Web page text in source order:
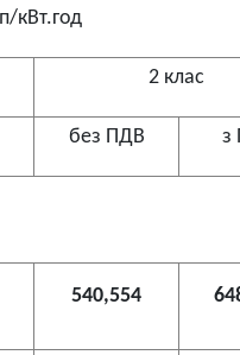
кВт.год
2 клас
без ПДВ з
540,554